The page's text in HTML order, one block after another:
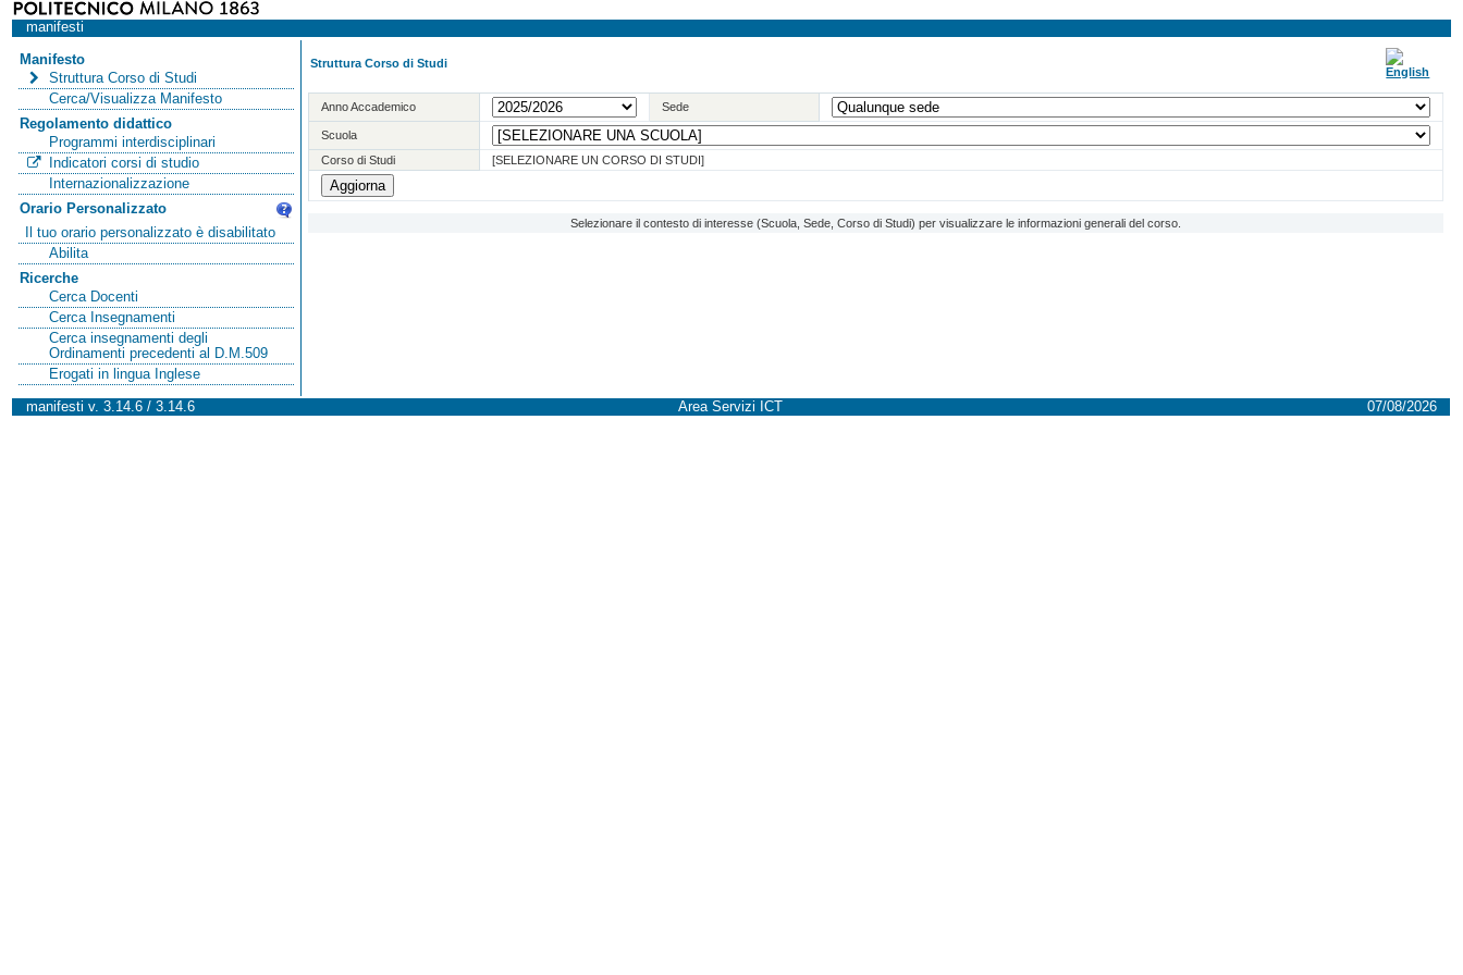
manifesti
Manifesto
Struttura Corso di Studi
Cerca/Visualizza Manifesto
Regolamento didattico
Programmi interdisciplinari
Indicatori corsi di studio
Internazionalizzazione
Orario Personalizzato
Il tuo orario personalizzato è disabilitato
Abilita
Ricerche
Cerca Docenti
Cerca Insegnamenti
Cerca insegnamenti degli
Ordinamenti precedenti al D.M.509
Erogati in lingua Inglese
Struttura Corso di Studi
Anno Accademico Sede
Scuola
Corso di Studi
[SELEZIONARE UN CORSO DI STUDI]
Selezionare il contesto di interesse (Scuola, Sede, Corso di Studi) per visualizzare le informazioni generali del corso.
manifesti v. 3.14.6 / 3.14.6 Area Servizi ICT 07/08/2026